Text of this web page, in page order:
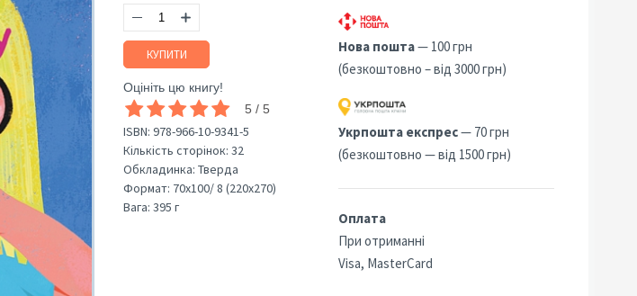
КУПИТИ
Оцініть цю книгу!
5 / 5
ISBN: 978-966-10-9341-5
Кількість сторінок: 32
Обкладинка: Тверда
Формат: 70х100/ 8 (220х270)
Вага: 395 г
Нова пошта— 100 грн
(безкоштовно – від 3000 грн)
Укрпошта експрес— 70 грн
(безкоштовно — від 1500 грн)
Оплата
При отриманні
Visa, MasterCard